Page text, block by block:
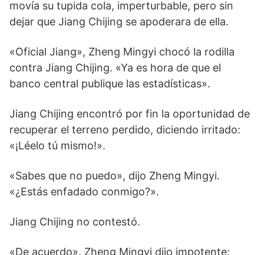
movía su tupida cola, imperturbable, pero sin
dejar que Jiang Chijing se apoderara de ella.
«Oficial Jiang», Zheng Mingyi chocó la rodilla
contra Jiang Chijing. «Ya es hora de que el
banco central publique las estadísticas».
Jiang Chijing encontró por fin la oportunidad de
recuperar el terreno perdido, diciendo irritado:
«¡Léelo tú mismo!».
«Sabes que no puedo», dijo Zheng Mingyi.
«¿Estás enfadado conmigo?».
Jiang Chijing no contestó.
«De acuerdo». Zheng Mingyi dijo impotente: